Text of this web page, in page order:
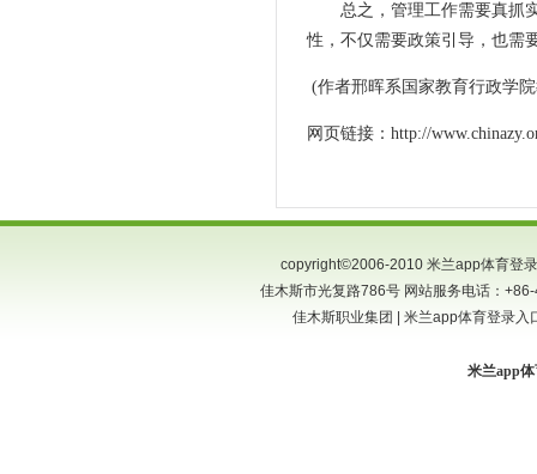
总之，管理工作需要真抓实
性，不仅需要政策引导，也需
(作者邢晖系国家教育行政学
网页链接：http://
copyright©2006-2010 米兰app体育登
佳木斯市光复路786号 网站服务电话：
佳木斯职业集团 | 米兰app体育登录入
米兰app